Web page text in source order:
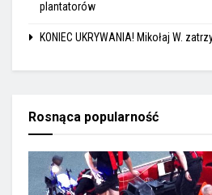
plantatorów
KONIEC UKRYWANIA! Mikołaj W.
Rosnąca popularność